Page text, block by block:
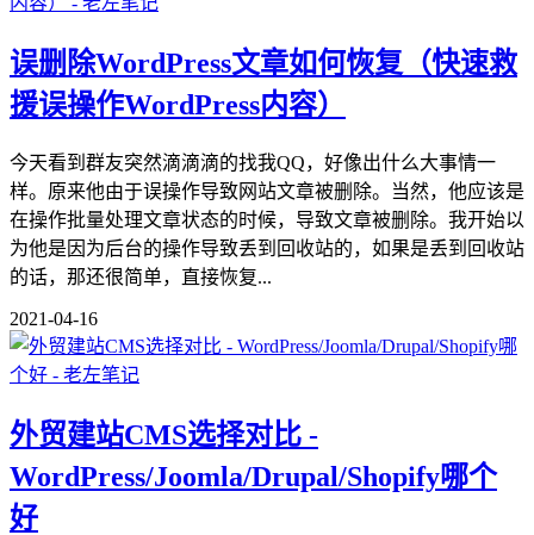
误删除WordPress文章如何恢复（快速救
援误操作WordPress内容）
今天看到群友突然滴滴滴的找我QQ，好像出什么大事情一
样。原来他由于误操作导致网站文章被删除。当然，他应该是
在操作批量处理文章状态的时候，导致文章被删除。我开始以
为他是因为后台的操作导致丢到回收站的，如果是丢到回收站
的话，那还很简单，直接恢复...
2021-04-16
外贸建站CMS选择对比 -
WordPress/Joomla/Drupal/Shopify哪个
好